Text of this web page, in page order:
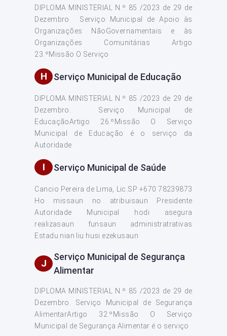
DIPLOMA MINISTERIAL N.º 85 /2023 de 29 de
Dezembro. Serviço Municipal de Apoio às
Organizações NãoGovernamentais e às
Organizações Comunitárias Artigo
23.ºMissão O Serviço
H Serviço Municipal de Educação
DIPLOMA MINISTERIAL N.º 85 /2023 de 29 de
Dezembro. Serviço Municipal de
EducaçãoArtigo 26.ºMissão O Serviço
Municipal de Educação é o serviço da
Autoridade
I Serviço Municipal de Saúde
Cancio Pereira de Lima, Lic.SP +670 78239873
Ho missaun no atribuisaun Presidente
Autoridade Municipal hodi asegura
realizasaun funsaun administratrativas
Estadu nian liu husi ezekusaun
J
Serviço Municipal de Segurança
Alimentar
DIPLOMA MINISTERIAL N.º 85 /2023 de 29 de
Dezembro. Serviço Municipal de Segurança
AlimentarArtigo 32.ºMissão O Serviço
Municipal de Segurança Alimentar é o serviço